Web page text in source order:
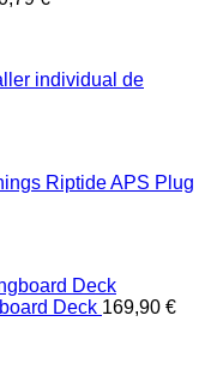
individual de
Riptide APS Plug
Deck 169,90 €